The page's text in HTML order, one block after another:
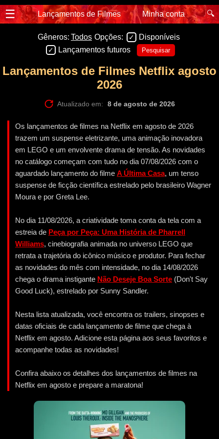
☰ Lançamentos de Filmes Minha conta 🔍
Gêneros: Todos Opções:
Disponíveis
Lançamentos futuros
Pesquisar
Lançamentos de Filmes Netflix agosto
2026
Atualizado em: 8 de agosto de 2026
Os lançamentos de filmes na Netflix em agosto de 2026
trazem um suspense eletrizante, uma animação inovadora
em LEGO e um envolvente drama de tensão. As novidades
no catálogo começam com tudo no dia 07/08/2026 com o
aguardado lançamento do filme A Última Casa, um tenso
suspense de ficção científica estrelado pelo brasileiro Wagner
Moura e por Greta Lee.
No dia 11/08/2026, a criatividade toma conta da tela com a
estreia de Peça por Peça: Uma História de Pharrell
Williams, cinebiografia animada no universo LEGO que
retrata a trajetória do icônico músico e produtor. Para fechar
as novidades do mês com intensidade, no dia 14/08/2026
chega o drama instigante Não Deseje Boa Sorte (Don't Say
Good Luck), estrelado por Sunny Sandler.
Nesta lista atualizada, você encontra os trailers, sinopses e
datas oficiais de cada lançamento de filme que chega à
Netflix em agosto. Adicione esta página aos seus favoritos e
acompanhe todas as novidades!
Confira abaixo os detalhes dos lançamentos de filmes na
Netflix em agosto e prepare a maratona!